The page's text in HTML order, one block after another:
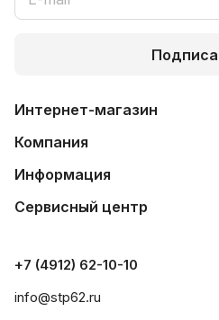
Интернет-магазин
Компания
Информация
Сервисный центр
+7 (4912) 62-10-10
info@stp62.ru